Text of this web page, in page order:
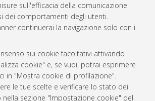
sull'efficacia della comunicazione
dei comportamenti degli utenti.
continuerai la navigazione solo con i
sui cookie facoltativi attivando
cookie" e, se vuoi, potrai esprimere
in "Mostra cookie di profilazione".
le tue scelte e verificare lo stato dei
sezione "Impostazione cookie" del
del documento: